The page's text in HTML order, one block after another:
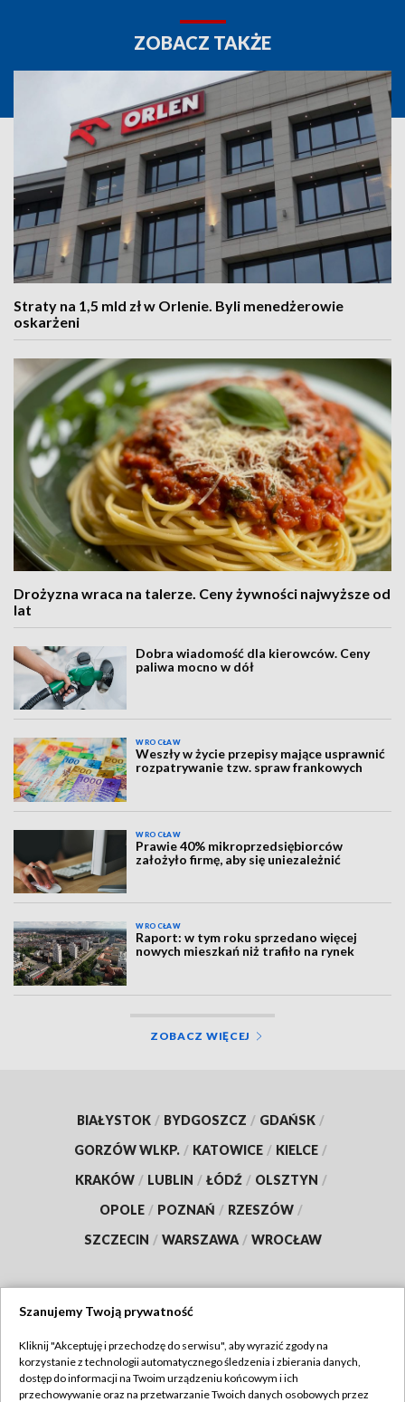
ZOBACZ TAKŻE
Straty na 1,5 mld zł w Orlenie. Byli menedżerowie
oskarżeni
Drożyzna wraca na talerze. Ceny żywności najwyższe od
lat
Dobra wiadomość dla kierowców. Ceny
paliwa mocno w dół
WROCŁAW
Weszły w życie przepisy mające usprawnić
rozpatrywanie tzw. spraw frankowych
WROCŁAW
Prawie 40% mikroprzedsiębiorców
założyło firmę, aby się uniezależnić
WROCŁAW
Raport: w tym roku sprzedano więcej
nowych mieszkań niż trafiło na rynek
ZOBACZ WIĘCEJ
BIAŁYSTOK / BYDGOSZCZ / GDAŃSK /
GORZÓW WLKP. / KATOWICE / KIELCE /
KRAKÓW / LUBLIN / ŁÓDŹ / OLSZTYN /
OPOLE / POZNAŃ / RZESZÓW /
SZCZECIN / WARSZAWA / WROCŁAW
TVP
Abonament TVP
Szanujemy Twoją prywatność
Kliknij "Akceptuję i przechodzę do serwisu", aby wyrazić zgody na
korzystanie z technologii automatycznego śledzenia i zbierania danych,
dostęp do informacji na Twoim urządzeniu końcowym i ich
przechowywanie oraz na przetwarzanie Twoich danych osobowych przez